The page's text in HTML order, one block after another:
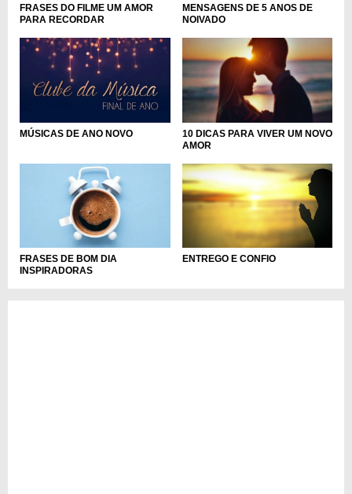
FRASES DO FILME UM AMOR
PARA RECORDAR
MENSAGENS DE 5 ANOS DE
NOIVADO
MÚSICAS DE ANO NOVO
10 DICAS PARA VIVER UM NOVO
AMOR
FRASES DE BOM DIA
INSPIRADORAS
ENTREGO E CONFIO